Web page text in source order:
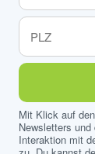
Mit Klick auf
Newsletters
Interaktion mit